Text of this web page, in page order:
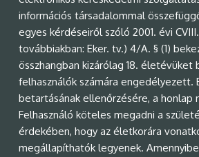
információs társadalommal
egyes kérdéseiről szóló 2001. évi
továbbiakban: Eker. tv.) 4/A. § (1)
összhangban kizárólag 18.
felhasználók számára engedélyezett.
betartásának ellenőrzésére, a honlap
Felhasználó köteles megadni a
érdekében, hogy az életkorára
megállapíthatók legyenek.